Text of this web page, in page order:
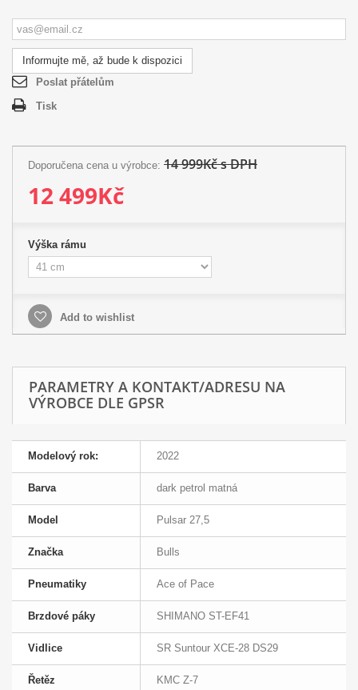
Informujte mě, až bude k dispozici
Poslat přátelům
Tisk
Doporučena cena u výrobce: 14 999Kč s DPH
12 499Kč
Výška rámu
Add to wishlist
PARAMETRY A KONTAKT/ADRESU NA
VÝROBCE DLE GPSR
Modelový rok: 2022
Barva dark petrol matná
Model Pulsar 27,5
Značka Bulls
Pneumatiky Ace of Pace
Brzdové páky SHIMANO ST-EF41
Vidlice SR Suntour XCE-28 DS29
Řetěz KMC Z-7